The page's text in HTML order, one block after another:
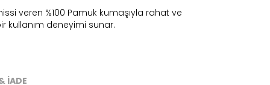
veren %100 Pamuk kumaşıyla rahat ve
kullanım deneyimi sunar.
İADE